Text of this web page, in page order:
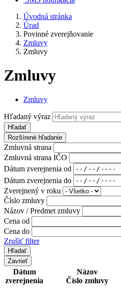
Úvodná stránka
Úrad
Povinné zverejňovanie
Zmluvy
Zmluvy
Zmluvy
Zmluvy
Hľadaný výraz
Hľadať
Rozšírené hľadanie
Zmluvná strana
Zmluvná strana IČO
Dátum zverejnenia od
Dátum zverejnenia do
Zverejnený v roku
Číslo zmluvy
Názov / Predmet zmluvy
Cena od
Cena do
Zrušiť filter
Zavrieť
Dátum
zverejnenia
Názov
Číslo zmluvy